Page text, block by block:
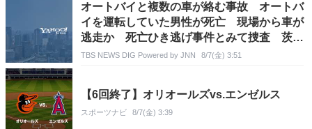
オートバイと複数の車が絡む事故 オートバ
イを運転していた男性が死亡 現場から車が
逃走か 死亡ひき逃げ事件とみて捜査 茨
城・常総市
TBS NEWS DIG Powered by JNN 8/7(金) 3:51
【6回終了】オリオールズvs.エンゼルス
スポーツナビ 8/7(金) 3:39